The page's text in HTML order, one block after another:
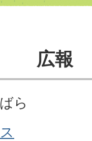
広報
ら